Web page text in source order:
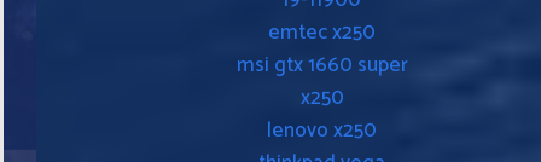
emtec x250
msi gtx 1660 super
x250
lenovo x250